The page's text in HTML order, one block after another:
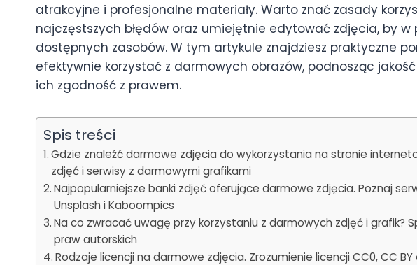
atrakcyjne i profesjonalne materiały. Warto znać zasady
najczęstszych błędów oraz umiejętnie edytować zdjęcia, by w
dostępnych zasobów. W tym artykule znajdziesz praktyczne
efektywnie korzystać z darmowych obrazów, podnosząc
ich zgodność z prawem.
Spis treści
Gdzie znaleźć darmowe zdjęcia do wykorzystania na stronie
zdjęć i serwisy z darmowymi grafikami
Najpopularniejsze banki zdjęć oferujące darmowe zdjęcia. Poznaj
Unsplash i Kaboompics
Na co zwracać uwagę przy korzystaniu z darmowych zdjęć i grafik?
praw autorskich
Rodzaje licencji na darmowe zdjęcia. Zrozumienie licencji CC0, CC